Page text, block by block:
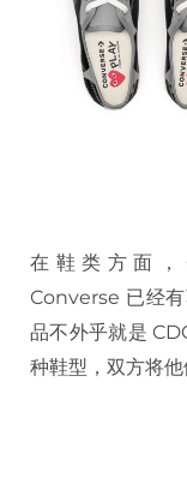
在鞋类方面，
Converse 已经
品不外乎就是
种鞋型，双方将他